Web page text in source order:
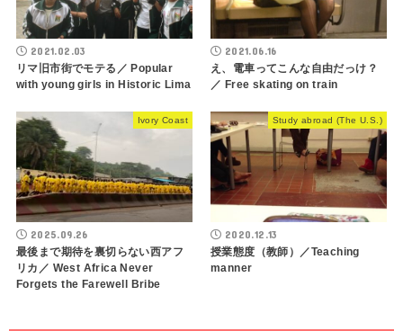
2021.02.03
リマ旧市街でモテる／ Popular
with young girls in Historic Lima
2021.06.16
え、電車ってこんな自由だっけ？
／ Free skating on train
Ivory Coast
2025.09.26
最後まで期待を裏切らない西アフ
リカ／ West Africa Never
Forgets the Farewell Bribe
Study abroad (The U.S.)
2020.12.13
授業態度（教師）／Teaching
manner